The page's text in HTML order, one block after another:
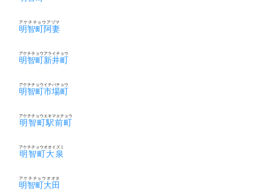
明智町阿妻
アケチチョウアヅマ
明智町新井町
アケチチョウアライチョウ
明智町市場町
アケチチョウイチバチョウ
明智町駅前町
アケチチョウエキマエチョウ
明智町大泉
アケチチョウオオイズミ
明智町大田
アケチチョウオオタ